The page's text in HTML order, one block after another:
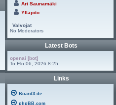
Ari Saunamäki
Ylläpito
Valvojat
No Moderators
Latest Bots
openai [bot]
To Elo 06, 2026 8:25
Links
Board3.de
phpBB.com